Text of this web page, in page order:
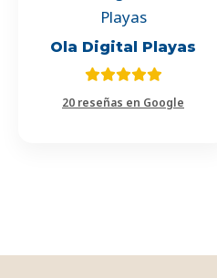
Ola Digital Playas
20 reseñas en Google
Muy feliz por El excelente trabajo
que realizan. Los recomiendo son
muy profesionales.